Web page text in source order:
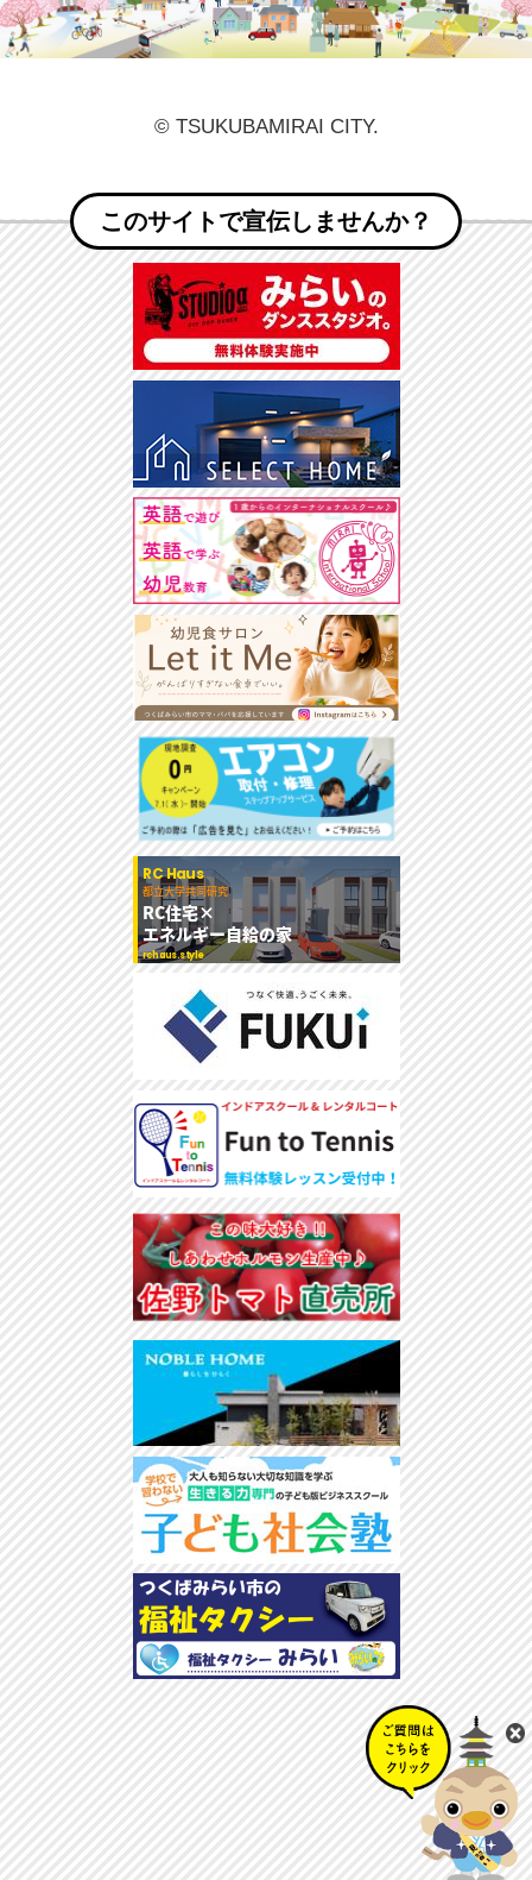
© TSUKUBAMIRAI CITY.
このサイトで宣伝しませんか？